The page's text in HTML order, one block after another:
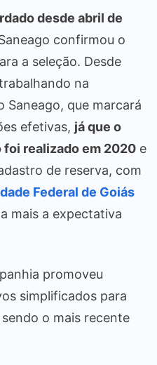
desde abril de
confirmou o
a seleção. Desde
na
Saneago, que marcará
efetivas, já que o
realizado em 2020 e
de reserva, com
Federal de Goiás
mais a expectativa
promoveu
simplificados para
o mais recente